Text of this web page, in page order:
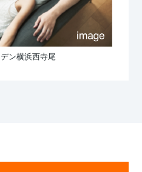
ン横浜西寺尾